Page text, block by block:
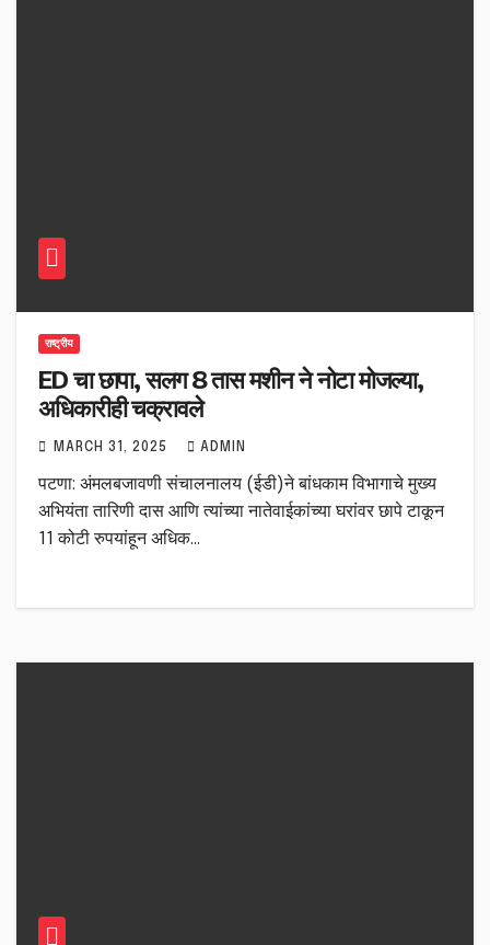
राष्ट्रीय
ED चा छापा, सलग 8 तास मशीन ने नोटा मोजल्या,
अधिकारीही चक्रावले
MARCH 31, 2025 ADMIN
पटणा: अंमलबजावणी संचालनालय (ईडी)ने बांधकाम विभागाचे मुख्य
अभियंता तारिणी दास आणि त्यांच्या नातेवाईकांच्या घरांवर छापे टाकून
11 कोटी रुपयांहून अधिक…